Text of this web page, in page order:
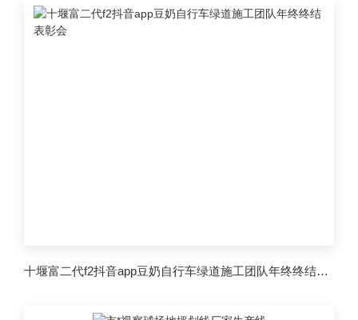
十堰富二代f2抖音app豆奶自行车绿道施工团队年终终结表彰会